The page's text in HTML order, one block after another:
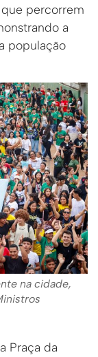
percorrem
a
população
na cidade,
Praça da